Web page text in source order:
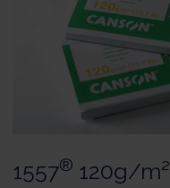
1557® 120g/m²